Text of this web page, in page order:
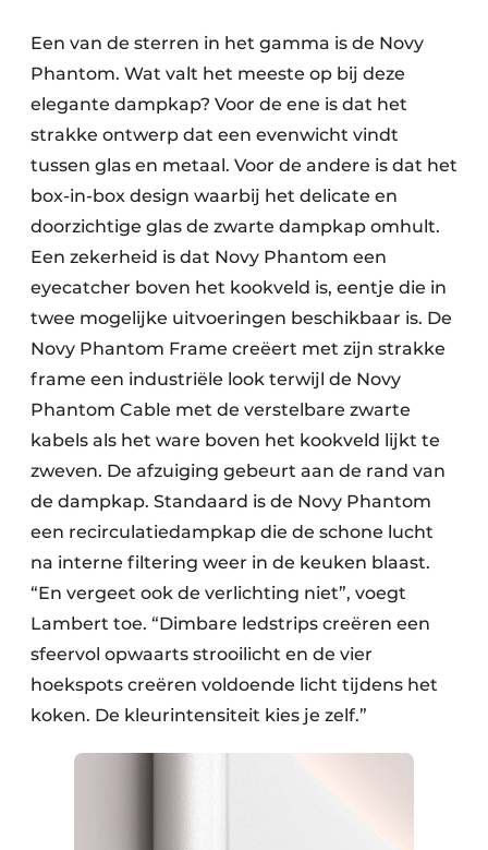
Een van de sterren in het gamma is de Novy
Phantom. Wat valt het meeste op bij deze
elegante dampkap? Voor de ene is dat het
strakke ontwerp dat een evenwicht vindt
tussen glas en metaal. Voor de andere is dat het
box-in-box design waarbij het delicate en
doorzichtige glas de zwarte dampkap omhult.
Een zekerheid is dat Novy Phantom een
eyecatcher boven het kookveld is, eentje die in
twee mogelijke uitvoeringen beschikbaar is. De
Novy Phantom Frame creëert met zijn strakke
frame een industriële look terwijl de Novy
Phantom Cable met de verstelbare zwarte
kabels als het ware boven het kookveld lijkt te
zweven. De afzuiging gebeurt aan de rand van
de dampkap. Standaard is de Novy Phantom
een recirculatiedampkap die de schone lucht
na interne filtering weer in de keuken blaast.
“En vergeet ook de verlichting niet”, voegt
Lambert toe. “Dimbare ledstrips creëren een
sfeervol opwaarts strooilicht en de vier
hoekspots creëren voldoende licht tijdens het
koken. De kleurintensiteit kies je zelf.”